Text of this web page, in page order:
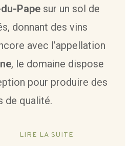
Pape sur un sol de
donnant des vins
avec l’appellation
, le domaine dispose
pour produire des
de qualité.
LIRE LA SUITE